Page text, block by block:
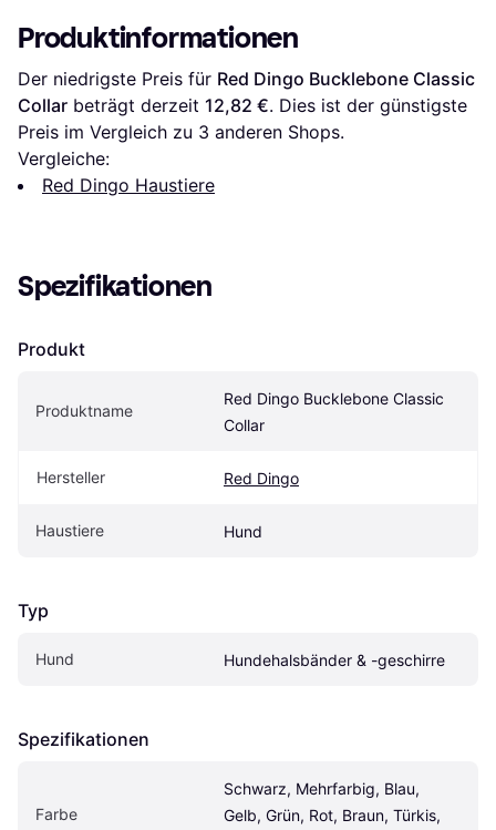
Produktinformationen
Der niedrigste Preis für Red Dingo Bucklebone Classic
Collar beträgt derzeit 12,82 €. Dies ist der günstigste
Preis im Vergleich zu 3 anderen Shops.
Vergleiche:
Red Dingo Haustiere
Spezifikationen
Produkt
Produktname
Red Dingo Bucklebone Classic
Collar
Hersteller Red Dingo
Haustiere Hund
Typ
Hund Hundehalsbänder & -geschirre
Spezifikationen
Farbe
Schwarz, Mehrfarbig, Blau,
Gelb, Grün, Rot, Braun, Türkis,